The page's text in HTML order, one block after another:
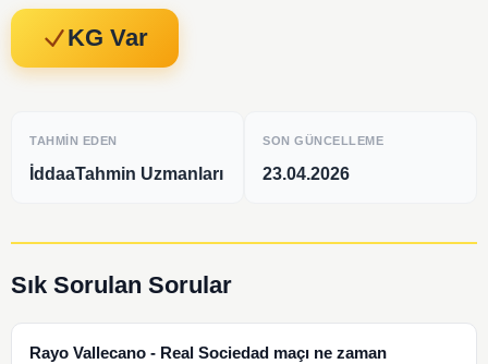
KG Var
TAHMIN EDEN
İddaaTahmin Uzmanları
SON GÜNCELLEME
23.04.2026
Sık Sorulan Sorular
Rayo Vallecano - Real Sociedad maçı ne zaman